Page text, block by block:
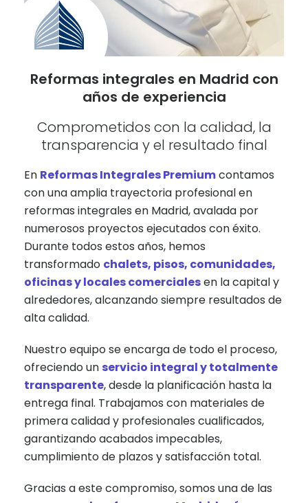
Reformas integrales en Madrid con
años de experiencia
Comprometidos con la calidad, la
transparencia y el resultado final
En Reformas Integrales Premiumcontamos
con una amplia trayectoria profesional en
reformas integrales en Madrid, avalada por
numerosos proyectos ejecutados con éxito.
Durante todos estos años, hemos
transformado chalets, pisos, comunidades,
oficinas y locales comercialesen la capital y
alrededores, alcanzando siempre resultados de
alta calidad.
Nuestro equipo se encarga de todo el proceso,
ofreciendo un servicio integral y totalmente
transparente, desde la planificación hasta la
entrega final. Trabajamos con materiales de
primera calidad y profesionales cualificados,
garantizando acabados impecables,
cumplimiento de plazos y satisfacción total.
Gracias a este compromiso, somos una de las